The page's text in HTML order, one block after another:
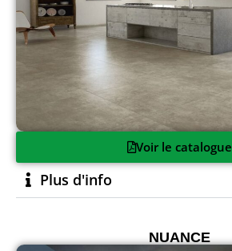
Voir le catalogue
Plus d'info
NUANCE